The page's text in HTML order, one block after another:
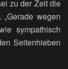
zu der Zeit die
wegen
sympathisch
Seitenhieben